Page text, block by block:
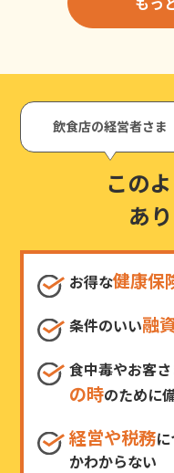
飲食店の経営者さま
この
あ
お得な健康保
条件のいい融
食中毒やお客
の時のために
経営や税務
かわからない